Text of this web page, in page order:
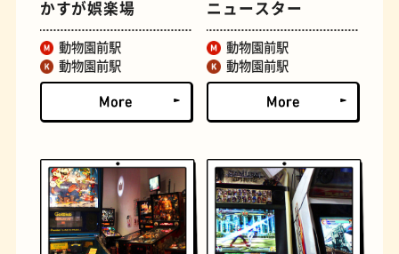
握り寿司 花屋
かすが娯楽場
動物園前駅
動物園前駅
ニュースター
動物園前駅
動物園前駅